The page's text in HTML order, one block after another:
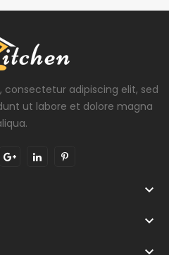
consectetur adipiscing elit, sed
ut labore et dolore magna

